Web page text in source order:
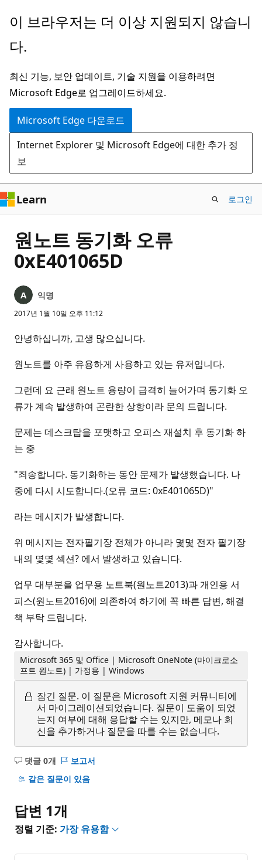
주
콘
츠
로
건
너
뛰
기
이 브라우저는 더 이상 지원되지 않습니
다.
최신 기능, 보안 업데이트, 기술 지원을 이용하려면
Microsoft Edge로 업그레이드하세요.
Microsoft Edge 다운로드
Internet Explorer 및 Microsoft Edge에 대한 추가 정
보
Learn 로그인
원노트 동기화 오류
0xE401065D
익명
2017년 1월 10일 오후 11:12
안녕하십니까, 고생 많으십니다.
원노트를 아주 유용하게 사용하고 있는 유저입니다.
그런데 요 근래 원노트 용량이 급격히 늘어가며 동기화 오
류가 계속 발생하여 곤란한 상항이라 문의 드립니다.
문제는 데스크탑을 포맷하고 오피스 재설치 후 동기화 하
는 중
"죄송합니다. 동기화하는 동안 문제가 발생했습니다. 나
중에 다시 시도합니다.(오류 코드: 0xE401065D)"
라는 메시지가 발생합니다.
위 메시지는 전자필기장 전체가 아니라 몇몇 전자 필기장
내의 몇몇 섹션? 에서 발생하고 있습니다.
업무 대부분을 업무용 노트북(원노트2013)과 개인용 서
피스(원노트2016)에 의존하여 하기에 꼭 빠른 답변, 해결
책 부탁 드립니다.
감사합니다.
Microsoft 365 및 Office | Microsoft OneNote (마이크로소
프트 원노트) | 가정용 | Windows
잠긴 질문. 이 질문은 Microsoft 지원 커뮤니티에
서 마이그레이션되었습니다. 질문이 도움이 되었
는지 여부에 대해 응답할 수는 있지만, 메모나 회
신을 추가하거나 질문을 따를 수는 없습니다.
댓글 0개
설
명
음
보고서
같은 질문이 있음
답변 1개
정렬 기준: 가장 유용함